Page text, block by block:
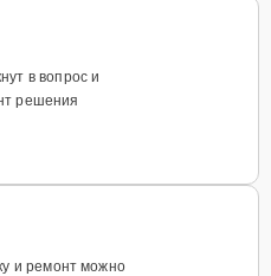
в вопрос и
решения
и ремонт можно